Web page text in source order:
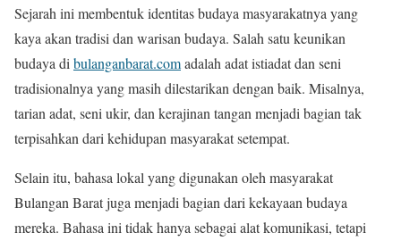
Sejarah ini membentuk identitas budaya masyarakatnya yang
kaya akan tradisi dan warisan budaya. Salah satu keunikan
budaya dibulanganbarat.comadalah adat istiadat dan seni
tradisionalnya yang masih dilestarikan dengan baik. Misalnya,
tarian adat, seni ukir, dan kerajinan tangan menjadi bagian tak
terpisahkan dari kehidupan masyarakat setempat.
Selain itu, bahasa lokal yang digunakan oleh masyarakat
Bulangan Barat juga menjadi bagian dari kekayaan budaya
mereka. Bahasa ini tidak hanya sebagai alat komunikasi, tetapi